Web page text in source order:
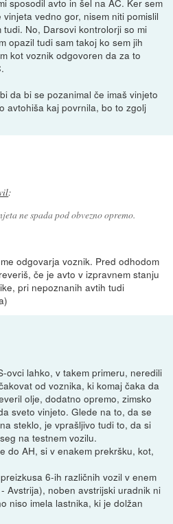
vedno gor, nisem niti pomislil
No, Darsovi kontrolorji so mi
opazil tudi sam takoj ko sem jih
kot voznik odgovoren da za to
da bi se pozanimal če imaš vinjeto
avtohiša kaj povrnila, bo to zgolj
:
ne spada pod obvezno opremo.
odgovarja voznik. Pred odhodom
če je avto v izpravnem stanju
pri nepoznanih avtih tudi
ovci lahko, v takem primeru, neredili
od voznika, ki komaj čaka da
olje, dodatno opremo, zimsko
sveto vinjeto. Glede na to, da se
steklo, je vprašljivo tudi to, da si
na testnem vozilu.
do AH, si v enakem prekršku, kot,
6-ih različnih vozil v enem
Avstrija), noben avstrijski uradnik ni
niso imela lastnika, ki je dolžan